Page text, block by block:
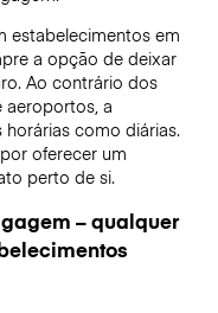
estabelecimentos em
a opção de deixar
Ao contrário dos
aeroportos, a
como diárias.
oferecer um
perto de si.
– qualquer